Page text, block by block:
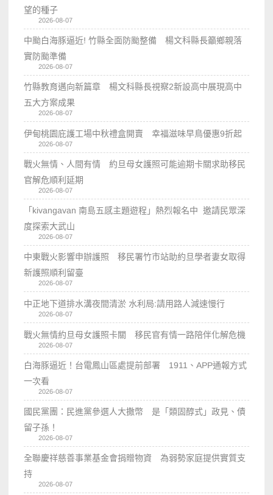
望的種子
2026-08-07
中颱白海豚逼近! 竹縣全面防颱整備 楊文科縣長籲鄉親落
實防颱準備
2026-08-07
竹縣教育邁向新篇章 楊文科縣長視察2新設高中展現高中
五大方案成果
2026-08-07
伊甸桃園庇護工場中秋禮盒開賣 幸福滋味早鳥優惠9折起
2026-08-07
戰火無情、人間有情 約旦母女護照可能逾期卡關求助移民
官解危順利延期
2026-08-07
「kivangavan 南島五感主題遊程」熱烈報名中 邀請民眾深
度探索大武山
2026-08-07
中東戰火影響申辦護照 移民署竹市站助約旦學者妻女取得
新護照順利留臺
2026-08-07
中正地下道排水溝夜間清淤 水利局:請用路人減速慢行
2026-08-07
戰火無情約旦母女護照卡關 移民官有情一路陪伴化解危機
2026-08-07
白海豚逼近！台電鳳山區處提前部署 1911、APP通報方式
一次看
2026-08-07
國民黨團：民進黨參選人大撒幣 是「類固醇式」政見、債
留子孫！
2026-08-07
全聯慶祥慈善事業基金會捐贈物資 為弱勢家庭提供實質支
持
2026-08-07